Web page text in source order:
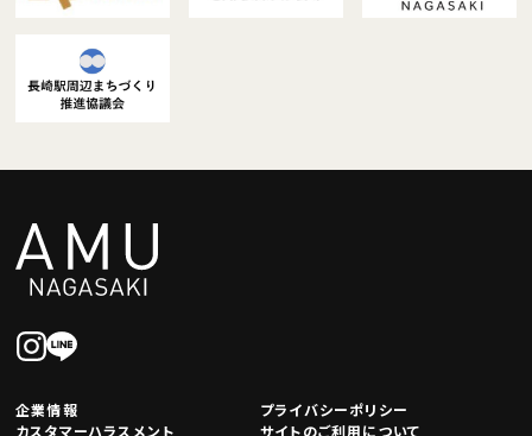
企業情報
プライバシーポリシー
カスタマーハラスメント
サイトのご利用について